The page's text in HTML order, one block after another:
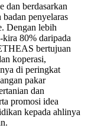
dan berdasarkan
penyelaras
Dengan lebih
80% daripada
bertujuan
koperasi,
di peringkat
pakar
dan
promosi idea
kepada ahlinya